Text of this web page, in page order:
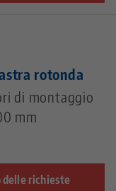
rotonda
di montaggio
mm
delle richieste